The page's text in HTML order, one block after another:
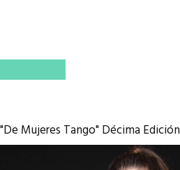
"De Mujeres Tango" Décima Edición